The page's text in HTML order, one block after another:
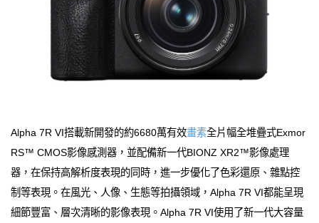
Alpha 7R VI搭載新開發的約6680萬有效畫素全片幅全堆疊式Exmor
RS™ CMOS影像感測器，並配備新一代BIONZ XR2™影像處理
器，在保持高解析度表現的同時，進一步優化了色彩還原、雜點控
制等表現。在風光、人像、生態等拍攝領域，Alpha 7R VI都能呈現
細節豐富、層次清晰的影像表現。Alpha 7R VI使用了新一代大容量